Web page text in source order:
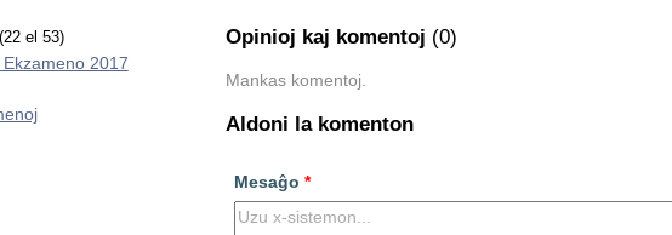
(22 el 53)
2017
Opinioj kaj komentoj (0)
Mankas komentoj.
Aldoni la komenton
Mesaĝo *